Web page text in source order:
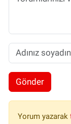
Gönder
Yorum yazarak